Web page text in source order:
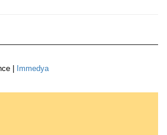
| Immedya